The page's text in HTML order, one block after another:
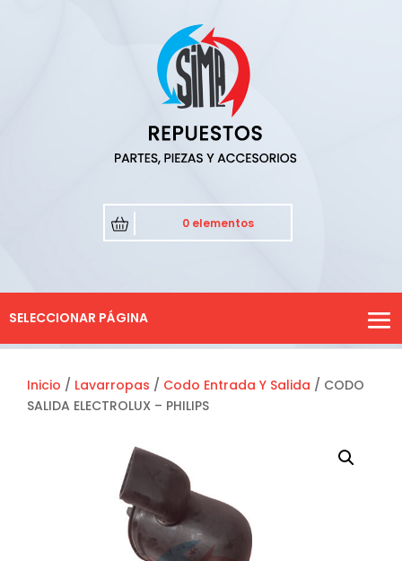
0 elementos
SELECCIONAR PÁGINA
Inicio / Lavarropas / Codo Entrada Y Salida / CODO
SALIDA ELECTROLUX – PHILIPS